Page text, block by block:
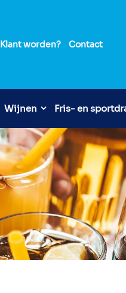
Klant worden? Contact
Wijnen Fris- en